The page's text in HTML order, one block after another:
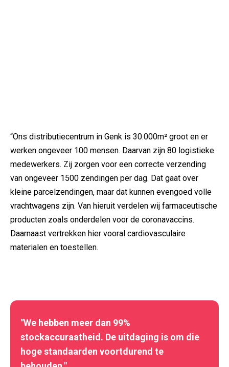
“Ons distributiecentrum in Genk is 30.000m² groot en er
werken ongeveer 100 mensen. Daarvan zijn 80 logistieke
medewerkers. Zij zorgen voor een correcte verzending
van ongeveer 1500 zendingen per dag. Dat gaat over
kleine parcelzendingen, maar dat kunnen evengoed volle
vrachtwagens zijn. Van hieruit verdelen wij farmaceutische
producten zoals onderdelen voor de coronavaccins.
Daarnaast vertrekken hier vooral cardiovasculaire
materialen en toestellen.
"We hebben meer dan 99%
stockaccuraatheid. De uitdaging is om die
hoge standaarden voortdurend te